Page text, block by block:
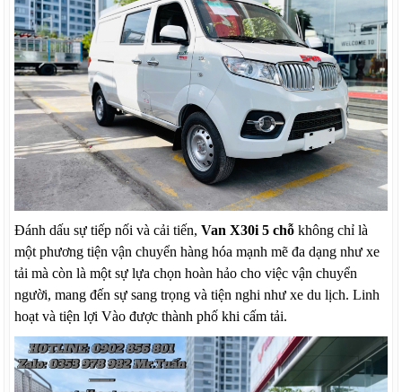
Đánh dấu sự tiếp nối và cải tiến,Van X30i 5 chỗ không chỉ là
một phương tiện vận chuyển hàng hóa mạnh mẽ đa dạng như xe
tải mà còn là một sự lựa chọn hoàn hảo cho việc vận chuyển
người, mang đến sự sang trọng và tiện nghi như xe du lịch. Linh
hoạt và tiện lợi Vào được thành phố khi cấm tải.